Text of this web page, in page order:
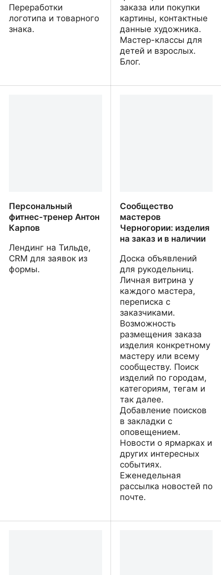
Переработки
логотипа и товарного
знака.
заказа или покупки
картины, контактные
данные художника.
Мастер-классы для
детей и взрослых.
Блог.
Персональный
фитнес-тренер Антон
Карпов
Лендинг на Тильде,
CRM для заявок из
формы.
Сообщество
мастеров
Черногории: изделия
на заказ и в наличии
Доска объявлений
для рукодельниц.
Личная витрина у
каждого мастера,
переписка с
заказчиками.
Возможность
размещения заказа
изделия конкретному
мастеру или всему
сообществу. Поиск
изделий по городам,
категориям, тегам и
так далее.
Добавление поисков
в закладки с
оповещением.
Новости о ярмарках и
других интересных
событиях.
Еженедельная
рассылка новостей по
почте.